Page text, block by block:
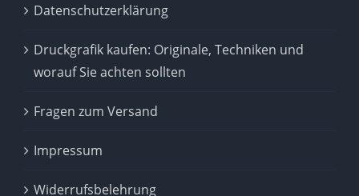
Datenschutzerklärung
Druckgrafik kaufen: Originale, Techniken und
worauf Sie achten sollten
Fragen zum Versand
Impressum
Widerrufsbelehrung